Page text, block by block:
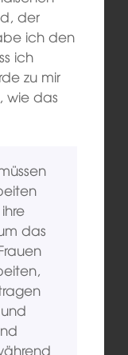
der
ich den
ich
zu mir
wie das
das